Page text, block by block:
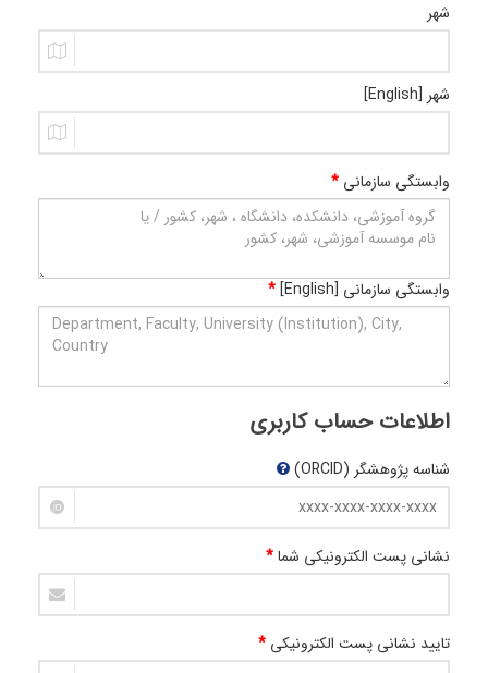
شهر
شهر [English]
وابستگی سازمانی *
وابستگی سازمانی [English] *
اطلاعات حساب کاربری
شناسه پژوهشگر (ORCID)
نشانی پست الکترونیکی شما*
تایید نشانی پست الکترونیکی *